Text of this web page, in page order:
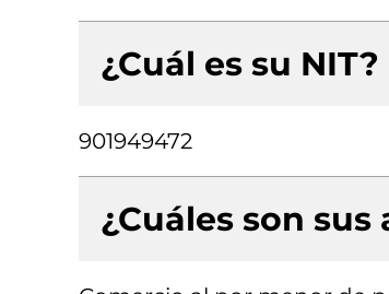
¿Cuál es su NIT?
901949472
¿Cuáles son